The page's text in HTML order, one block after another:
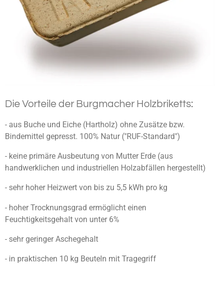
Die Vorteile der Burgmacher Holzbriketts:
- aus Buche und Eiche (Hartholz) ohne Zusätze bzw.
Bindemittel gepresst. 100% Natur ("RUF-Standard")
- keine primäre Ausbeutung von Mutter Erde (aus
handwerklichen und industriellen Holzabfällen hergestellt)
- sehr hoher Heizwert von bis zu 5,5 kWh pro kg
- hoher Trocknungsgrad ermöglicht einen
Feuchtigkeitsgehalt von unter 6%
- sehr geringer Aschegehalt
- in praktischen 10 kg Beuteln mit Tragegriff